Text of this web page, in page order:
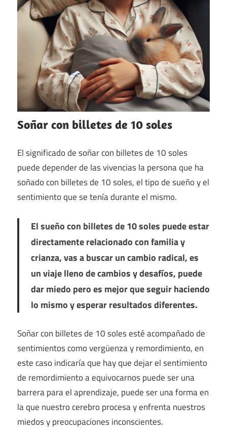
Soñar con billetes de 10 soles
El significado de soñar con billetes de 10 soles
puede depender de las vivencias la persona que ha
soñado con billetes de 10 soles, el tipo de sueño y el
sentimiento que se tenía durante el mismo.
El sueño con billetes de 10 soles puede estar
directamente relacionado con familia y
crianza, vas a buscar un cambio radical, es
un viaje lleno de cambios y desafíos, puede
dar miedo pero es mejor que seguir haciendo
lo mismo y esperar resultados diferentes.
Soñar con billetes de 10 soles esté acompañado de
sentimientos como vergüenza y remordimiento, en
este caso indicaría que hay que dejar el sentimiento
de remordimiento a equivocarnos puede ser una
barrera para el aprendizaje, puede ser una forma en
la que nuestro cerebro procesa y enfrenta nuestros
miedos y preocupaciones inconscientes.